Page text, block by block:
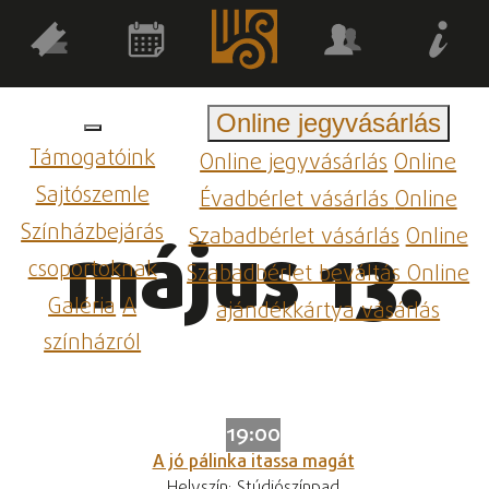
Támogatóink
Sajtószemle
Színházbejárás
csoportoknak
GalériaA
színházról
Online jegyvásárlás
Online jegyvásárlásOnline
Évadbérlet vásárlásOnline
Szabadbérlet vásárlásOnline
Szabadbérlet beváltásOnline
ajándékkártya vásárlás
május 13.
19:00
A jó pálinka itassa magát